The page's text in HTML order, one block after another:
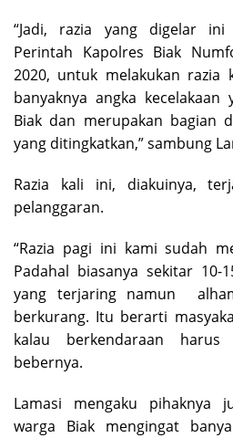
“Jadi, razia yang digelar
Perintah Kapolres Biak
2020, untuk melakukan razia
banyaknya angka
Biak dan merupakan bagian
yang ditingkatkan,” sambung
Razia kali ini, diakuinya,
pelanggaran.
“Razia pagi ini kami sudah
Padahal biasanya sekitar 10-
yang terjaring namun
berkurang. Itu berarti
kalau berkendaraan harus
bebernya.
Lamasi mengaku pihaknya
warga Biak mengingat